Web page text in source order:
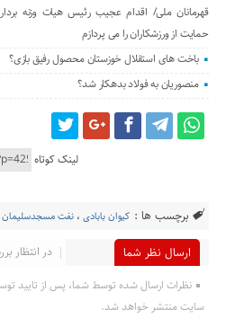
قهرمانان ملی/ اقدام عجیب رئیس هیات وزنه
حمایت از ورزشکاران را می پردازم
باخت های استقلال خوزستان محصول رفیق بازی؟
منصوریان به فولاد بدهکار شد؟
لینک کوتاه
برچسب ها : کیوان بابادی ،نفت مسجدسلیمان
ارسال نظر شما
در انتظار
نظرات ارسال شده توسط شما، پس از تایید
سایت منتشر خواهد شد.